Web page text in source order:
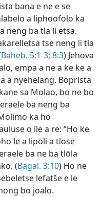
bana e ne e se
a liphoofolo ka
neng ba tla li etsa.
tse neng li tla
Baheb. 5:1-3; 8:3) Jehova
empa a ne a ke ke a
a nyehelang. Boprista
sa Molao, bo ne bo
ba neng ba
ka ho
o ile a re: “Ho ke
le a lipōli a tlose
ba ne ba tlōla
(Bagal. 3:10) Ho ne
lefatše e le
bo joalo.